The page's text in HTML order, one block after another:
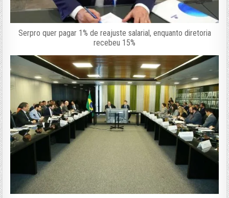
Serpro quer pagar 1% de reajuste salarial, enquanto diretoria
recebeu 15%